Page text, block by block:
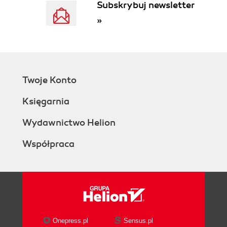
How Should the Error Indication Be
Literate Code with CWEB
The Shell
Replacing Shell Commands with Their
Use the Shells for Loops to Operate on a
Makefiles vs. Shell Scripts
Packaging Your Code with Autotools
An Autotools Demo
Subskrybuj newsletter
»
Twoje Konto
Księgarnia
Wydawnictwo Helion
Współpraca
Onepress.pl Sensus.pl